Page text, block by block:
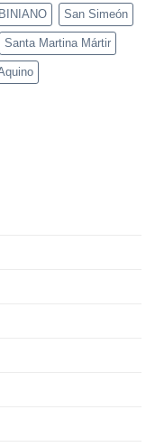
San Simeón
Santa Martina Mártir